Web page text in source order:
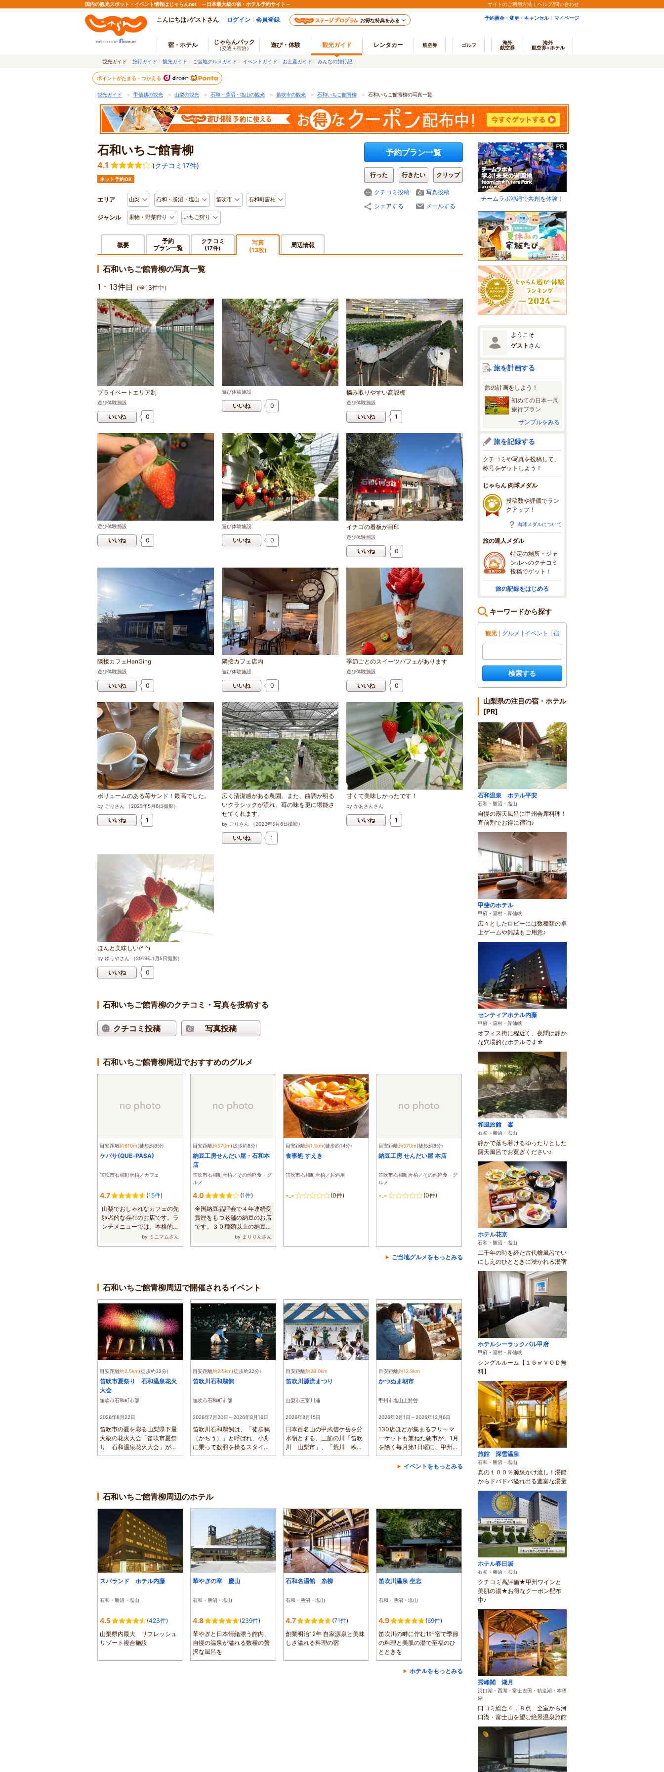
国内の観光スポット・イベント情報はじゃらんnet ～日本最大級の宿・ホテル予約サイト～ サイトのご利用方法 ヘルプ/問い合わせ
こんにちは♪ゲストさん ログイン 会員登録 お得な特典をみる 予約照会・変更・キャンセル マイページ
宿・ホテル じゃらんパック
（交通＋宿泊） 遊び・体験 観光ガイド レンタカー 航空券 ゴルフ
海外
航空券
海外
航空券+ホテル
観光ガイド 旅行ガイド 観光ガイド ご当地グルメガイド イベントガイド お土産ガイド みんなの旅行記
ポイントがたまる・つかえる
観光ガイド ＞ 甲信越の観光 ＞ 山梨の観光 ＞ 石和・勝沼・塩山の観光 ＞ 笛吹市の観光 ＞ 石和いちご館青柳 ＞ 石和いちご館青柳の写真一覧
石和いちご館青柳
4.1 (クチコミ17件)
ネット予約OK
エリア 山梨 石和・勝沼・塩山 笛吹市 石和町唐柏
ジャンル 果物・野菜狩り いちご狩り
予約プラン一覧
行った 行きたい クリップ
クチコミ投稿
写真投稿
シェアする
メールする
概要
予約
プラン一覧
クチコミ
(17件)
写真
(13枚)
周辺情報
石和いちご館青柳の写真一覧
1 - 13件目
（全13件中）
プライベートエリア制
遊び体験施設
いいね 0
遊び体験施設
いいね 0
摘み取りやすい高設棚
遊び体験施設
いいね 1
遊び体験施設
いいね 0
遊び体験施設
いいね 0
イチゴの看板が目印
遊び体験施設
いいね 0
隣接カフェHanGing
遊び体験施設
いいね 0
隣接カフェ店内
遊び体験施設
いいね 0
季節ごとのスイーツパフェがあります
遊び体験施設
いいね 0
ボリュームのある苺サンド！最高でした。
by ごりさん （2023年5月6日撮影）
いいね 1
広く清潔感がある農園。また、曲調が明る
いクラシックが流れ、苺の味を更に堪能さ
せてくれます。
by ごりさん （2023年5月6日撮影）
いいね 1
甘くて美味しかったです！
by かあさんさん
いいね 1
ほんと美味しい(^ ^)
by ゆうやさん （2019年1 月 5日撮影）
いいね 0
石和いちご館青柳のクチコミ・写真を投稿する
クチコミ投稿 写真投稿
石和いちご館青柳周辺でおすすめのグルメ
目安距離約610m(徒歩約8分)
ケパサ(QUE‐PASA)
笛吹市石和町唐柏／カフェ
4.7 (15件)
山梨でおしゃれなカフェの先
駆者的な存在のお店です。ラ
ンチメニューでは、本格的な
by ミニマムさん
目安距離約570m(徒歩約8分)
納豆工房せんだい屋・石和本
店
笛吹市石和町唐柏／その他軽食・グ
ルメ
4.0 (1件)
全国納豆品評会で４年連続受
賞歴をもつ老舗の納豆のお店
です。３０種類以上の納豆が
by まりりんさん
目安距離約1.1km(徒歩約14分)
食事処 すえき
笛吹市石和町唐柏／居酒屋
-.- (0件)
目安距離約570m(徒歩約8分)
納豆工房 せんだい屋 本店
笛吹市石和町唐柏／その他軽食・グ
ルメ
-.- (0件)
ご当地グルメをもっとみる
石和いちご館青柳周辺で開催されるイベント
目安距離約2.5km(徒歩約32分)
笛吹市夏祭り 石和温泉花火
大会
笛吹市石和町市部
2026年8月22日
笛吹市の夏を彩る山梨県下最
大級の花火大会「笛吹市夏祭
り 石和温泉花火大会」が、
笛吹川河川敷...
目安距離約2.5km(徒歩約32分)
笛吹川石和鵜飼
笛吹市石和町市部
2026年7月20日～2026年8月16日
笛吹川石和鵜飼は、「徒歩鵜
（かちう）」と呼ばれ、小舟
に乗って数羽を操るスタイル
と異なり、鵜...
目安距離約28.0km
笛吹川源流まつり
山梨市三富川浦
2026年8月15日
日本百名山の甲武信ケ岳を分
水嶺とする、三筋の川「笛吹
川 山梨市」、「荒川 秩父
市」、「千曲...
目安距離約12.9km
かつぬま朝市
甲州市塩山上於曽
2026年2月1日～2026年12月6日
130店ほどが集まるフリーマ
ーケットも兼ねた朝市が、1月
を除く毎月第1日曜に、甲州中
央防災広場...
イベントをもっとみる
石和いちご館青柳周辺のホテル
スパランド ホテル内藤
石和・勝沼・塩山
4.5 (423件)
山梨県内最大 リフレッシュ
リゾート複合施設
華やぎの章 慶山
石和・勝沼・塩山
4.8 (239件)
華やぎと日本情緒漂う館内、
自慢の温泉が溢れる数種の贅
沢な風呂を
石和名湯館 糸柳
石和・勝沼・塩山
4.7 (71件)
創業明治12年 自家源泉と美味
しさ溢れる料理の宿
笛吹川温泉 坐忘
石和・勝沼・塩山
4.9 (69件)
笛吹川の畔に佇む1軒宿で季節
の料理と美肌の湯で至福のひ
とときを
ホテルをもっとみる
チームラボ沖縄で共創を体験！
ようこそ
ゲスト さん
旅を計画する
旅の計画をしよう！
初めての日本一周
旅行プラン
サンプルをみる
旅を記録する
クチコミや写真を投稿して、
称号をゲットしよう！
じゃらん 肉球メダル
投稿数や評価でラン
クアップ！
肉球メダルについて
旅の達人メダル
特定の場所・ジャ
ンルへのクチコミ
投稿でゲット！
旅の記録をはじめる
キーワードから探す
観光 グルメ イベント 宿
検索する
山梨県の注目の宿・ホテル
[PR]
石和温泉 ホテル平安
石和・勝沼・塩山
自慢の露天風呂に甲州会席料理！
直前割でお得に宿泊♪
甲斐のホテル
甲府・湯村・昇仙峡
広々としたロビーには数種類の卓
上ゲームや雑誌もご用意♪
センティアホテル内藤
甲府・湯村・昇仙峡
オフィス街に程近く、夜間は静か
な穴場的なホテルです☆
和風旅館 峯
石和・勝沼・塩山
静かで落ち着けるゆったりとした
露天風呂でお寛ぎください♪
ホテル花京
石和・勝沼・塩山
二千年の時を経た古代檜風呂でい
にしえのひとときに浸かれる湯宿
ホテルシーラックパル甲府
甲府・湯村・昇仙峡
シングルルーム【１６㎡ＶＯＤ無
料】
旅館 深雪温泉
石和・勝沼・塩山
真の１００％源泉かけ流し！湯船
からドバドバ溢れ出る豊富な湯量
ホテル春日居
石和・勝沼・塩山
クチコミ高評価★甲州ワインと
美肌の湯★お得なクーポン配布
中♪
秀峰閣 湖月
河口湖・西湖・富士吉田・精進湖・本栖
湖
口コミ総合４．８点 全室から河
口湖・富士山を望む絶景温泉旅館